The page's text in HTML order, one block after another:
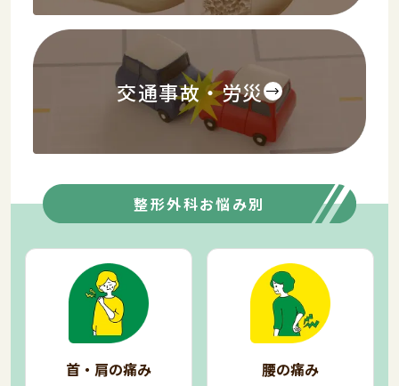
交通事故・労災
整形外科お悩み別
首・肩の痛み 腰の痛み